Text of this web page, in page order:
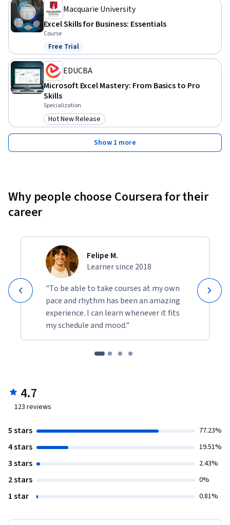
Macquarie University
Excel Skills for Business: Essentials
Course
Status: Free Trial
Free Trial
EDUCBA
Microsoft Excel Mastery: From Basics to Pro
Skills
Specialization
Category: Hot New Release
Hot New Release
Show 1 more
Why people choose Coursera for their
career
Felipe M.
Learner since 2018
"To be able to take courses at my own
pace and rhythm has been an amazing
experience. I can learn whenever it fits
my schedule and mood."
4.7
123 reviews
5 stars 77.23%
4 stars 19.51%
3 stars 2.43%
2 stars 0%
1 star 0.81%